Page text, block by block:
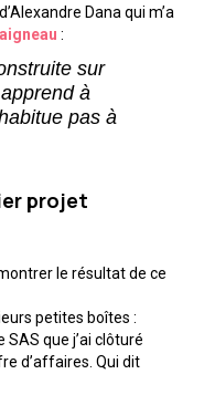
Dana qui m’a
:
sur
à
pas à
projet
le résultat de ce
petites boîtes :
que j’ai clôturé
d’affaires. Qui dit